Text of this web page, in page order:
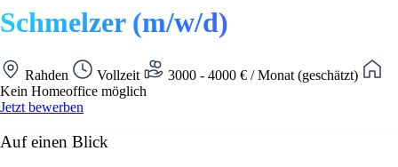
Schmelzer (m/w/d)
Rahden Vollzeit
3000 - 4000 € / Monat (geschätzt)
Kein Homeoffice möglich
Jetzt bewerben
Auf einen Blick